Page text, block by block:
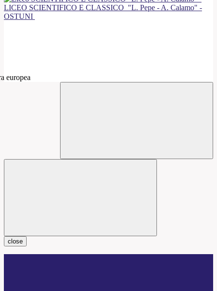
LICEO SCIENTIFICO E CLASSICO "L. Pepe - A. Calamo" -
OSTUNI
close